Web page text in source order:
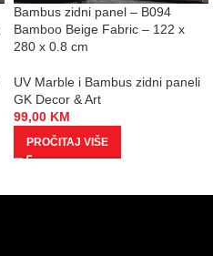
Bambus zidni panel – B094
Bamboo Beige Fabric – 122 x
280 x 0.8 cm
UV Marble i Bambus zidni paneli
GK Decor & Art
99,00 KM
PROČITAJ VIŠE